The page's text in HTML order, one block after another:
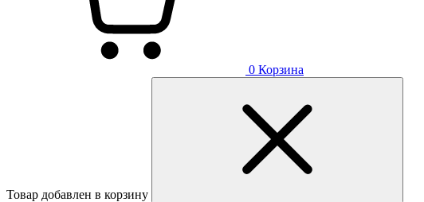
0 Корзина
Товар добавлен в корзину